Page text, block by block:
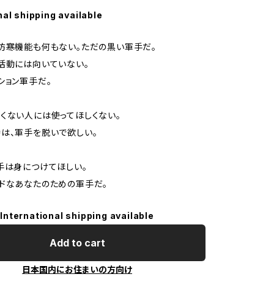
shipping available
寒機能も何もない。ただの黒い軍手だ。
動には向いていない。
ョン軍手だ。
ない人には使ってほしくない。
、軍手を脱いで欲しい。
は身につけてほしい。
なあなたのための軍手だ。
International shipping available
Add to cart
日本国内にお住まいの方向け